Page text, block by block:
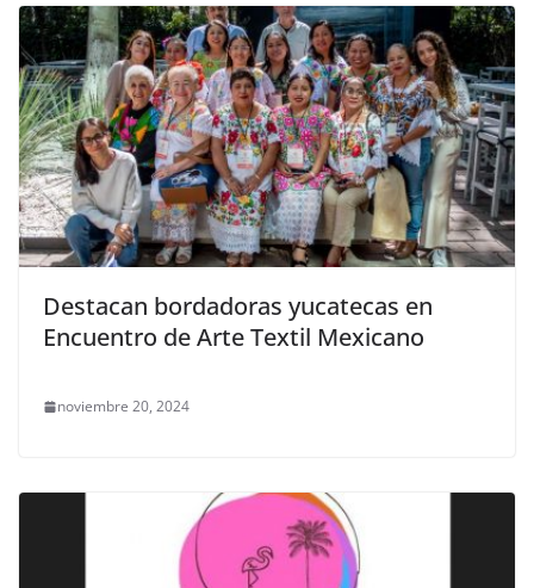
Destacan bordadoras yucatecas en
Encuentro de Arte Textil Mexicano
noviembre 20, 2024